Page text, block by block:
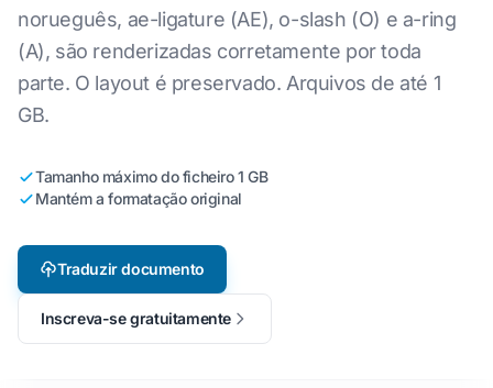
norueguês, ae-ligature (AE), o-slash (O) e a-ring
(A), são renderizadas corretamente por toda
parte. O layout é preservado. Arquivos de até 1
GB.
Tamanho máximo do ficheiro 1 GB
Mantém a formatação original
Traduzir documento
Inscreva-se gratuitamente